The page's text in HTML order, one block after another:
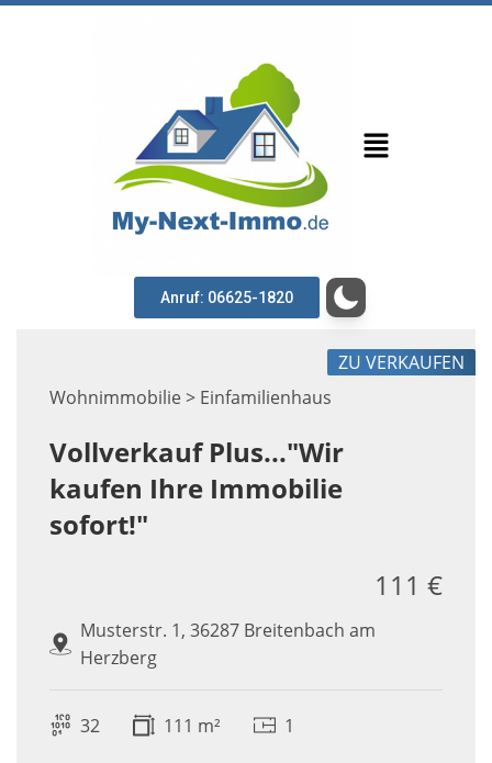
Anruf: 06625-1820
Wohnimmobilie > Einfamilienhaus
ZU VERKAUFEN
Vollverkauf Plus..."Wir
kaufen Ihre Immobilie
sofort!"
Musterstr. 1, 36287 Breitenbach am
Herzberg
111 €
32 111 m² 1